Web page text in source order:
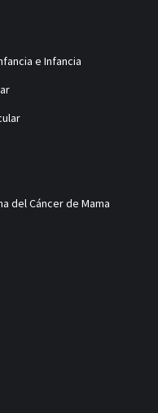
e Infancia
del Cáncer de Mama